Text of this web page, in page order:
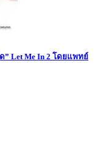
Let Me In 2 โดยแพทย์